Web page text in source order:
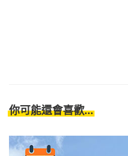
你可能還會喜歡...